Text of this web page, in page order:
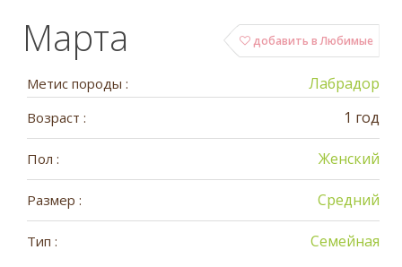
добавить в Любимые
Марта
Метис породы : Лабрадор
Возраст : 1 год
Пол : Женский
Размер : Средний
Тип : Семейная